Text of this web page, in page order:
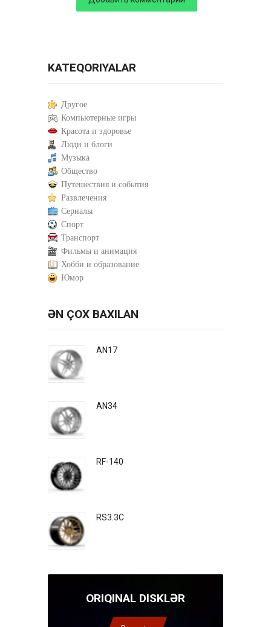
KATEQORIYALAR
Другое
Компьютерные игры
Красота и здоровье
Люди и блоги
Музыка
Общество
Путешествия и события
Развлечения
Сериалы
Спорт
Транспорт
Фильмы и анимация
Хобби и образование
Юмор
ƏN ÇOX BAXILAN
AN17
AN34
RF-140
RS3.3C
ORIQINAL DISKLƏR